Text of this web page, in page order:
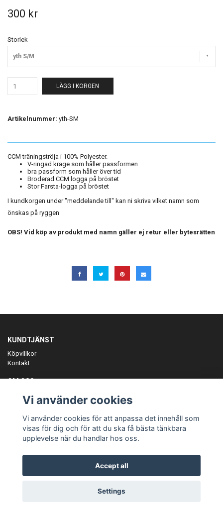
300 kr
Storlek
yth S/M
LÄGG I KORGEN
Artikelnummer: yth-SM
CCM träningströja i 100% Polyester.
V-ringad krage som håller passformen
bra passform som håller över tid
Broderad CCM logga på bröstet
Stor Farsta-logga på bröstet
I kundkorgen under "meddelande till" kan ni skriva vilket namn som
önskas på ryggen
OBS! Vid köp av produkt med namn gäller ej retur eller bytesrätten
KUNDTJÄNST
Köpvillkor
Kontakt
OM OSS
ANMÄL DIG TILL VÅRT NYHETSBREV
Prenumerera
© Copyright Teamgear
Vi använder cookies
Vi använder cookies för att anpassa det innehåll som
visas för dig och för att du ska få bästa tänkbara
upplevelse när du handlar hos oss.
Accept all
Settings